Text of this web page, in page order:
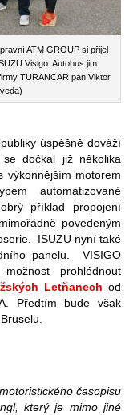
ATM GROUP si přijel
Visigo. Autobus jim
TURANCAR pan Viktor
úspěšně dováží
dočkal již několika
výkonnějším motorem
automatizované
příklad propojení
povedeným
ISUZU nyní také
panelu. VISIGO
prohlédnout
Letňanech od
Předtím bude však
časopisu
který je mimo jiné